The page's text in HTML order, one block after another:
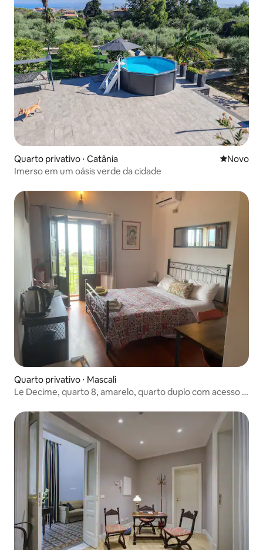
Quarto privativo ⋅ Catânia Novo
Novo
Imerso em um oásis verde da cidade
Quarto privativo ⋅ Mascali
Le Decime, quarto 8, amarelo, quarto duplo com acesso à